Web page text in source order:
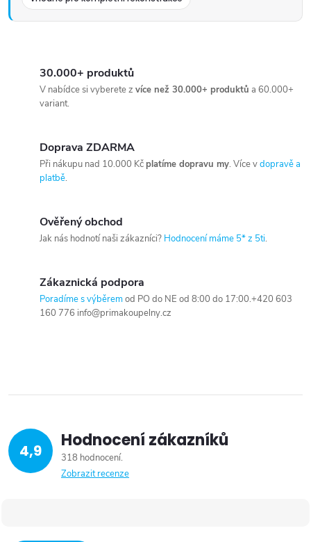
30.000+ produktů
V nabídce si vyberete z více než 30.000+ produktů a 60.000+
variant.
Doprava ZDARMA
Při nákupu nad 10.000 Kčplatíme dopravu my. Více vdopravě a
platbě.
Ověřený obchod
Jak nás hodnotí naši zákazníci? Hodnocení máme 5* z 5ti.
Zákaznická podpora
Poradíme s výběremod PO do NE od 8:00 do 17:00.+420 603
160 776 info@primakoupelny.cz
4,9 Hodnocení zákazníků
318 hodnocení
Zobrazit recenze